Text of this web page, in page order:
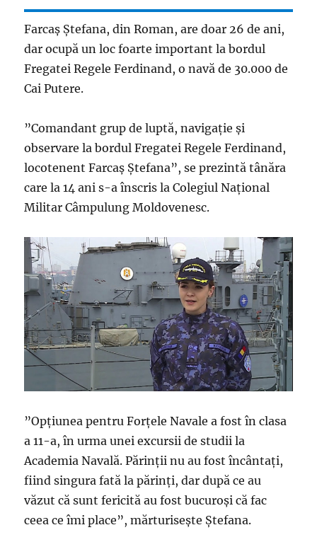
Farcaș Ștefana, din Roman, are doar 26 de ani,
dar ocupă un loc foarte important la bordul
Fregatei Regele Ferdinand, o navă de 30.000 de
Cai Putere.
”Comandant grup de luptă, navigație și
observare la bordul Fregatei Regele Ferdinand,
locotenent Farcaș Ștefana”, se prezintă tânăra
care la 14 ani s-a înscris la Colegiul Național
Militar Câmpulung Moldovenesc.
”Opțiunea pentru Forțele Navale a fost în clasa
a 11-a, în urma unei excursii de studii la
Academia Navală. Părinții nu au fost încântați,
fiind singura fată la părinți, dar după ce au
văzut că sunt fericită au fost bucuroși că fac
ceea ce îmi place”, mărturisește Ștefana.